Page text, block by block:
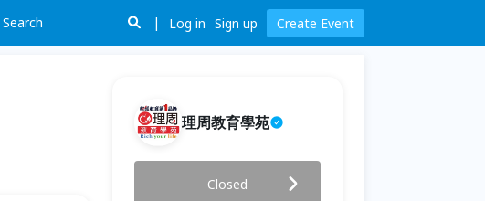
Search Log in Sign up Create Event
理周教育學苑
Closed